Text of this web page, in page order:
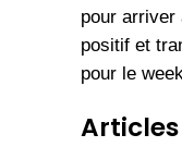
pour arriver
positif et
pour le